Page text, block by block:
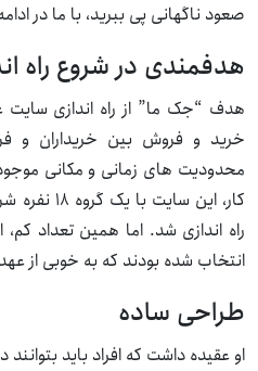
صعود ناگهانی پی ببرید، با ما در
هدفمندی در شروع راه
هدف “جک ما” از راه اندازی سایت
خرید و فروش بین خریداران و
محدودیت های زمانی و مکانی
کار، این
راه اندازی شد. اما همین تعداد
انتخاب شده بودند که به خوبی از
طراحی ساده
او عقیده داشت که افراد باید